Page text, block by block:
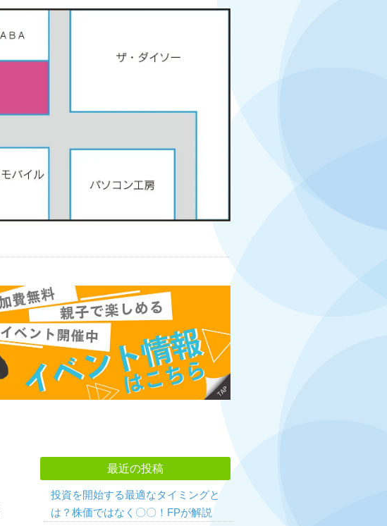
最近の投稿
投資を開始する最適なタイミングと
は？株価ではなく〇〇！FPが解説